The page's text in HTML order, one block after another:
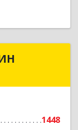
1448
КАМИН
Подробнее